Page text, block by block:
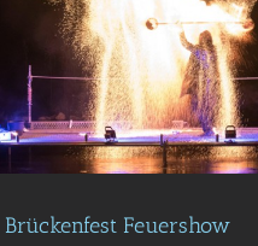
Feuershow